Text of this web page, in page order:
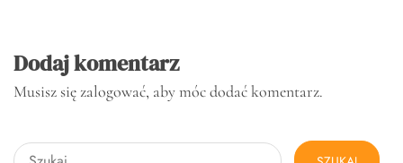
Dodaj komentarz
Musisz sięzalogować, aby móc dodać komentarz.
Szukaj: